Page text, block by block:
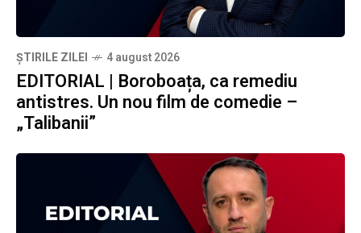
ȘTIRILE ZILEI 4 august 2026
EDITORIAL | Boroboața, ca remediu
antistres. Un nou film de comedie –
„Talibanii”